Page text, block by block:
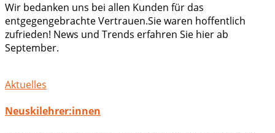
Wir bedanken uns bei allen Kunden für das
entgegengebrachte Vertrauen.Sie waren hoffentlich
zufrieden! News und Trends erfahren Sie hier ab
September.
Aktuelles
Neuskilehrer:innen